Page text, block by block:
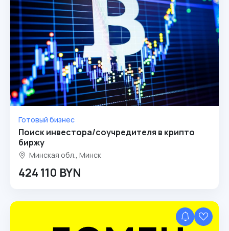
Готовый бизнес
Поиск инвестора/соучредителя в крипто
биржу
Минская обл., Минск
424 110 BYN